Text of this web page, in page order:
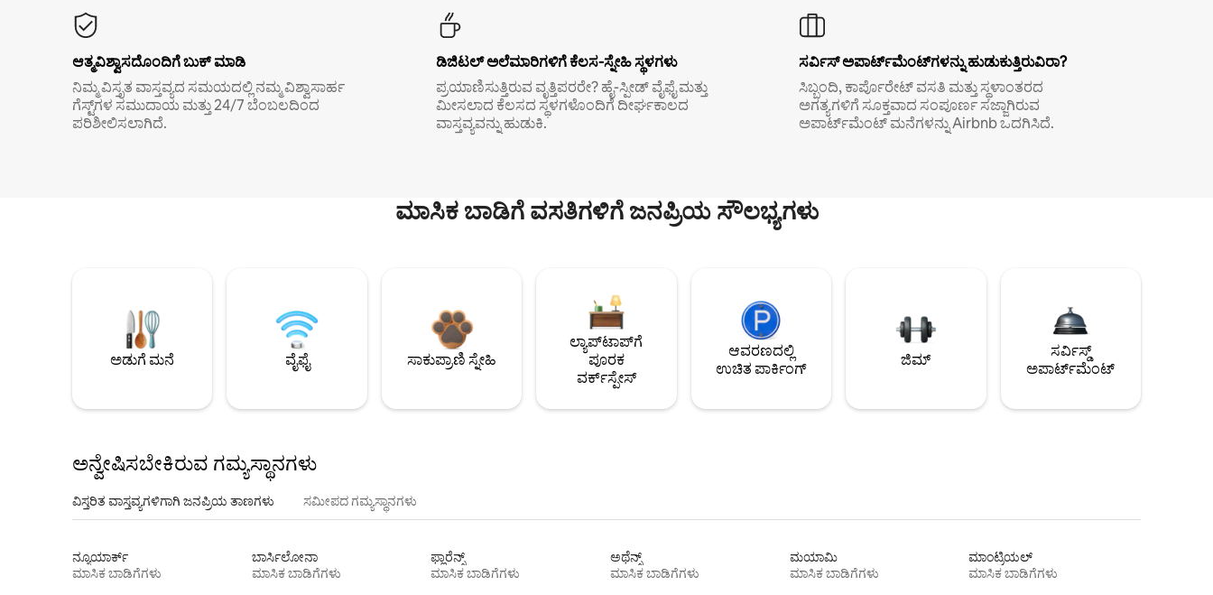
ಆತ್ಮವಿಶ್ವಾಸದೊಂದಿಗೆ ಬುಕ್ ಮಾಡಿ
ನಿಮ್ಮ ವಿಸ್ತೃತ ವಾಸ್ತವ್ಯದ ಸಮಯದಲ್ಲಿ ನಮ್ಮ ವಿಶ್ವಾಸಾರ್ಹ
ಗೆಸ್ಟ್‌ಗಳ ಸಮುದಾಯ ಮತ್ತು 24/7 ಬೆಂಬಲದಿಂದ
ಪರಿಶೀಲಿಸಲಾಗಿದೆ.
ಡಿಜಿಟಲ್ ಅಲೆಮಾರಿಗಳಿಗೆ ಕೆಲಸ-ಸ್ನೇಹಿ ಸ್ಥಳಗಳು
ಪ್ರಯಾಣಿಸುತ್ತಿರುವ ವೃತ್ತಿಪರರೇ? ಹೈ-ಸ್ಪೀಡ್ ವೈಫೈ ಮತ್ತು
ಮೀಸಲಾದ ಕೆಲಸದ ಸ್ಥಳಗಳೊಂದಿಗೆ ದೀರ್ಘಕಾಲದ
ವಾಸ್ತವ್ಯವನ್ನು ಹುಡುಕಿ.
ಸರ್ವಿಸ್ ಅಪಾರ್ಟ್‌ಮೆಂಟ್‌ಗಳನ್ನು ಹುಡುಕುತ್ತಿರುವಿರಾ?
ಸಿಬ್ಬಂದಿ, ಕಾರ್ಪೊರೇಟ್ ವಸತಿ ಮತ್ತು ಸ್ಥಳಾಂತರದ
ಅಗತ್ಯಗಳಿಗೆ ಸೂಕ್ತವಾದ ಸಂಪೂರ್ಣ ಸಜ್ಜಾಗಿರುವ
ಅಪಾರ್ಟ್‌ಮೆಂಟ್ ಮನೆಗಳನ್ನು Airbnb ಒದಗಿಸಿದೆ.
ಮಾಸಿಕ ಬಾಡಿಗೆ ವಸತಿಗಳಿಗೆ ಜನಪ್ರಿಯ ಸೌಲಭ್ಯಗಳು
ಅಡುಗೆ ಮನೆ ವೈಫೈ ಸಾಕುಪ್ರಾಣಿ ಸ್ನೇಹಿ
ಲ್ಯಾಪ್‌ಟಾಪ್‌ಗೆ
ಪೂರಕ
ವರ್ಕ್‌ಸ್ಪೇಸ್
ಆವರಣದಲ್ಲಿ
ಉಚಿತ ಪಾರ್ಕಿಂಗ್
ಜಿಮ್
ಸರ್ವಿಸ್ಡ್
ಅಪಾರ್ಟ್‌ಮೆಂಟ್
ಅನ್ವೇಷಿಸಬೇಕಿರುವ ಗಮ್ಯಸ್ಥಾನಗಳು
ವಿಸ್ತರಿತ ವಾಸ್ತವ್ಯಗಳಿಗಾಗಿ ಜನಪ್ರಿಯ ತಾಣಗಳು ಸಮೀಪದ ಗಮ್ಯಸ್ಥಾನಗಳು
ನ್ಯೂಯಾರ್ಕ್
ಮಾಸಿಕ ಬಾಡಿಗೆಗಳು
ಬಾರ್ಸಿಲೋನಾ
ಮಾಸಿಕ ಬಾಡಿಗೆಗಳು
ಫ್ಲಾರೆನ್ಸ್
ಮಾಸಿಕ ಬಾಡಿಗೆಗಳು
ಅಥೆನ್ಸ್
ಮಾಸಿಕ ಬಾಡಿಗೆಗಳು
ಮಯಾಮಿ
ಮಾಸಿಕ ಬಾಡಿಗೆಗಳು
ಮಾಂಟ್ರಿಯಲ್
ಮಾಸಿಕ ಬಾಡಿಗೆಗಳು